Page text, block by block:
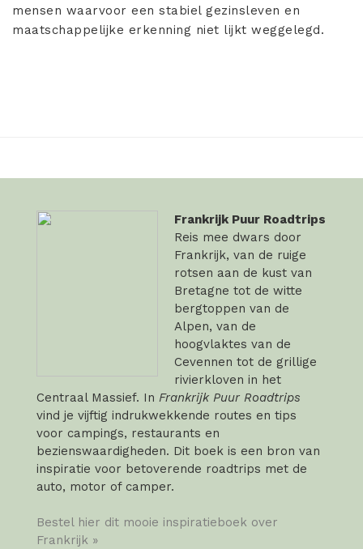
mensen waarvoor een stabiel gezinsleven en
maatschappelijke erkenning niet lijkt weggelegd.
Frankrijk Puur Roadtrips
Reis mee dwars door
Frankrijk, van de ruige
rotsen aan de kust van
Bretagne tot de witte
bergtoppen van de
Alpen, van de
hoogvlaktes van de
Cevennen tot de grillige
rivierkloven in het
Centraal Massief. In Frankrijk Puur Roadtrips
vind je vijftig indrukwekkende routes en tips
voor campings, restaurants en
bezienswaardigheden. Dit boek is een bron van
inspiratie voor betoverende roadtrips met de
auto, motor of camper.
Bestel hier dit mooie inspiratieboek over
Frankrijk »